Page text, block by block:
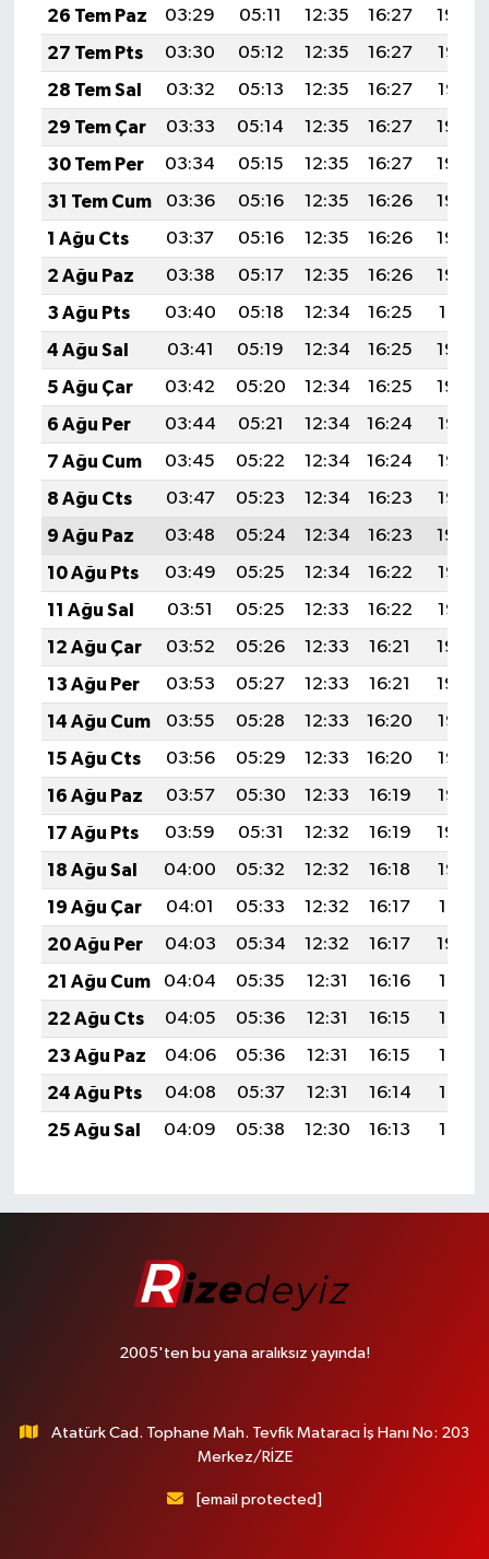
26 Tem Paz
03:29 05:11 12:35 16:27
19:48
27 Tem Pts
03:30 05:12 12:35 16:27
19:47
28 Tem Sal
03:32 05:13 12:35 16:27
19:47
29 Tem Çar
03:33 05:14 12:35 16:27
19:46
30 Tem Per
03:34 05:15 12:35 16:27
19:45
31 Tem Cum
03:36 05:16 12:35 16:26
19:44
1 Ağu Cts
03:37 05:16 12:35 16:26
19:43
2 Ağu Paz
03:38 05:17 12:35 16:26
19:42
3 Ağu Pts
03:40 05:18 12:34 16:25
19:41
4 Ağu Sal
03:41 05:19 12:34 16:25
19:40
5 Ağu Çar
03:42 05:20 12:34 16:25
19:39
6 Ağu Per
03:44 05:21 12:34 16:24
19:37
7 Ağu Cum
03:45 05:22 12:34 16:24
19:36
8 Ağu Cts
03:47 05:23 12:34 16:23
19:35
9 Ağu Paz
03:48 05:24 12:34 16:23
19:34
10 Ağu Pts
03:49 05:25 12:34 16:22
19:33
11 Ağu Sal
03:51 05:25 12:33 16:22
19:32
12 Ağu Çar
03:52 05:26 12:33 16:21
19:30
13 Ağu Per
03:53 05:27 12:33 16:21
19:29
14 Ağu Cum
03:55 05:28 12:33 16:20
19:28
15 Ağu Cts
03:56 05:29 12:33 16:20
19:26
16 Ağu Paz
03:57 05:30 12:33 16:19
19:25
17 Ağu Pts
03:59 05:31 12:32 16:19
19:24
18 Ağu Sal
04:00 05:32 12:32 16:18
19:22
19 Ağu Çar
04:01 05:33 12:32 16:17
19:21
20 Ağu Per
04:03 05:34 12:32 16:17
19:20
21 Ağu Cum
04:04 05:35 12:31 16:16
19:18
22 Ağu Cts
04:05 05:36 12:31 16:15
19:17
23 Ağu Paz
04:06 05:36 12:31 16:15
19:15
24 Ağu Pts
04:08 05:37 12:31 16:14
19:14
25 Ağu Sal
04:09 05:38 12:30 16:13 19:13
2005'ten bu yana aralıksız yayında!
Atatürk Cad. Tophane Mah. Tevfik Mataracı İş Hanı No: 203
Merkez/RİZE
[email protected]